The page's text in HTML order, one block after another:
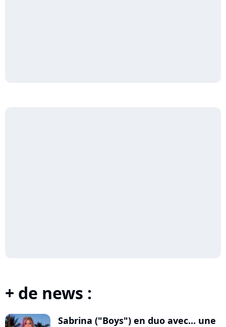
+ de news :
Sabrina ("Boys") en duo avec... une